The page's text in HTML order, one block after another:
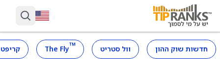
חדשות שוק ההון וול סטריט ™
The Fly